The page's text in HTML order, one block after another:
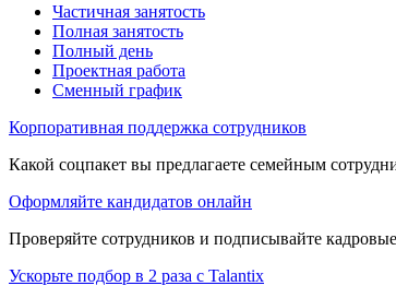
Частичная занятость
Полная занятость
Полный день
Проектная работа
Сменный график
Корпоративная поддержка сотрудников
Какой соцпакет вы предлагаете семейным
Оформляйте кандидатов онлайн
Проверяйте сотрудников и подписывайте
Ускорьте подбор в 2 раза с Talantix